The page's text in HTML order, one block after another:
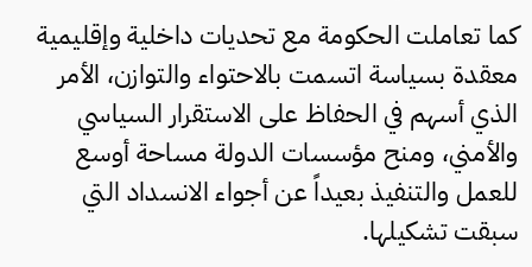
كما تعاملت الحكومة مع تحديات داخلية وإقليمية
معقدة بسياسة اتسمت بالاحتواء والتوازن، الأمر
الذي أسهم في الحفاظ على الاستقرار السياسي
والأمني، ومنح مؤسسات الدولة مساحة أوسع
للعمل والتنفيذ بعيداً عن أجواء الانسداد التي
سبقت تشكيلها.